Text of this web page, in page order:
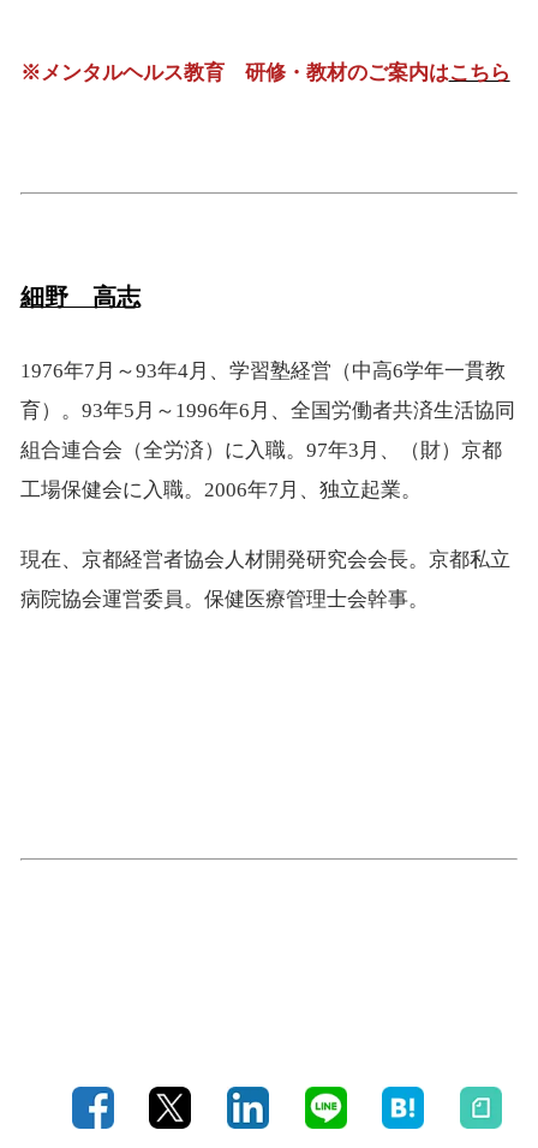
※メンタルヘルス教育 研修・教材のご案内はこちら
細野 高志
1976年7月～93年4月、学習塾経営（中高6学年一貫教
育）。93年5月～1996年6月、全国労働者共済生活協同
組合連合会（全労済）に入職。97年3月、（財）京都
工場保健会に入職。2006年7月、独立起業。
現在、京都経営者協会人材開発研究会会長。京都私立
病院協会運営委員。保健医療管理士会幹事。